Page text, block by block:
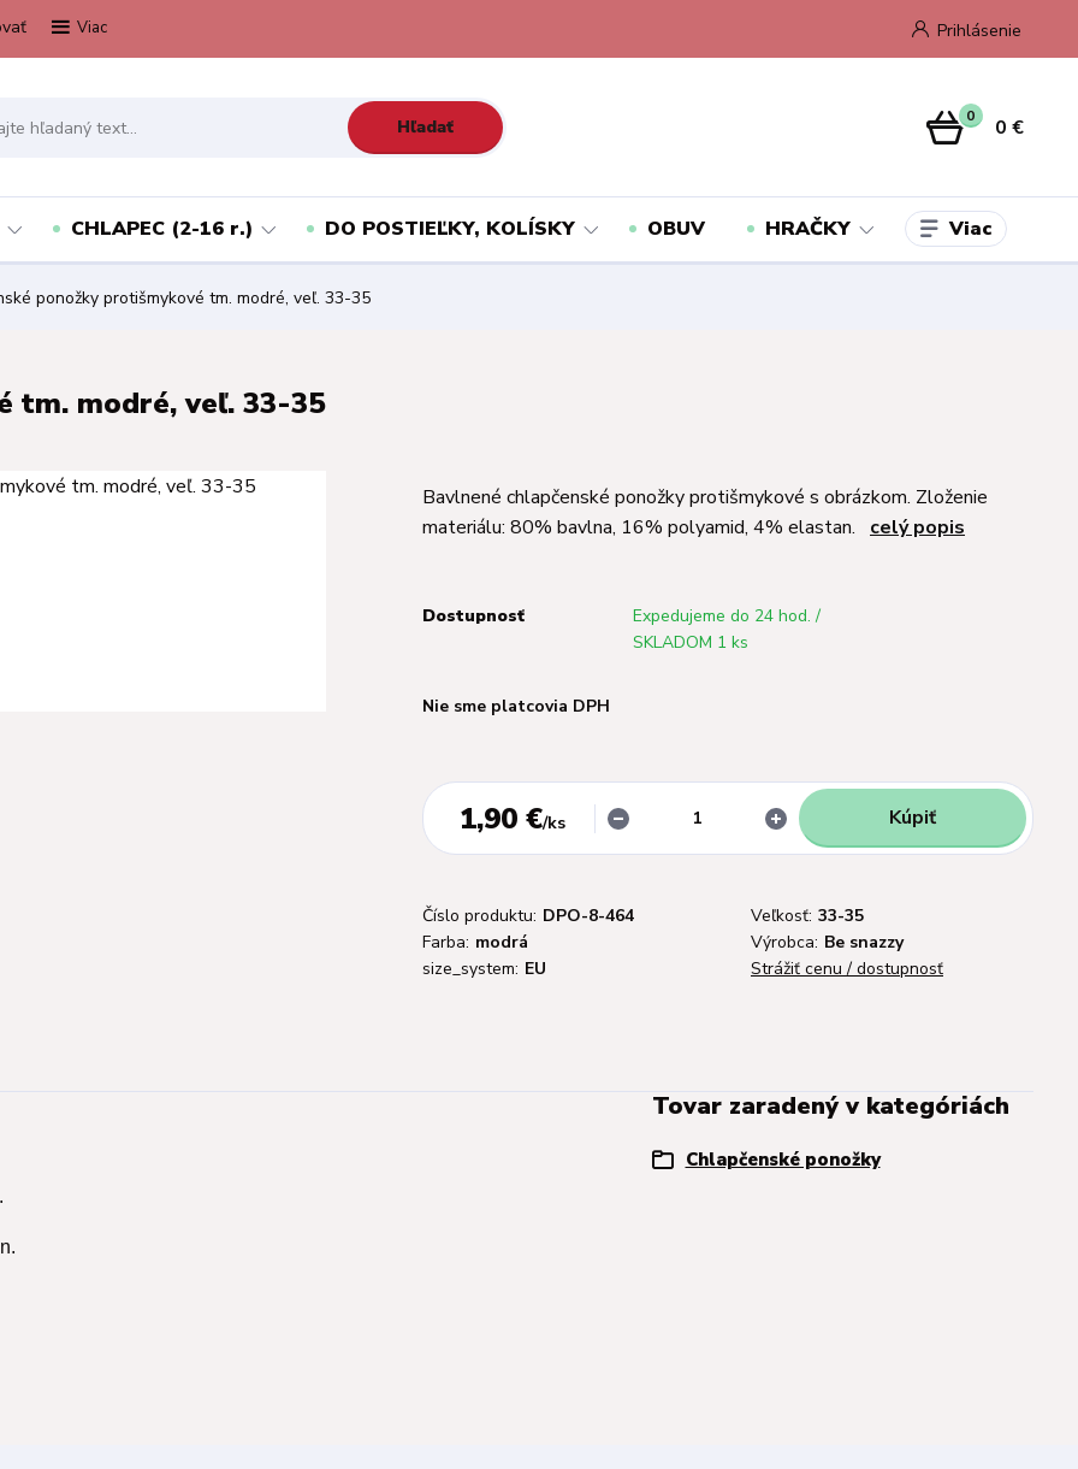
Viac Prihlásenie
Hľadať 0 0 €
CHLAPEC (2-16 r.) DO POSTIEĽKY, KOLÍSKY OBUV HRAČKY Viac
ponožky protišmykové tm. modré, veľ. 33-35
tm. modré, veľ. 33-35
Bavlnené chlapčenské ponožky protišmykové s obrázkom. Zloženie
materiálu: 80% bavlna, 16% polyamid, 4% elastan. celý popis
Dostupnosť
Expedujeme do 24 hod. /
SKLADOM 1 ks
Nie sme platcovia DPH
1,90 €/ks Kúpiť
Číslo produktu: DPO-8-464 Veľkosť: 33-35
Farba: modrá Výrobca: Be snazzy
size_system: EU Strážiť cenu / dostupnosť
Tovar zaradený v kategóriách
Chlapčenské ponožky